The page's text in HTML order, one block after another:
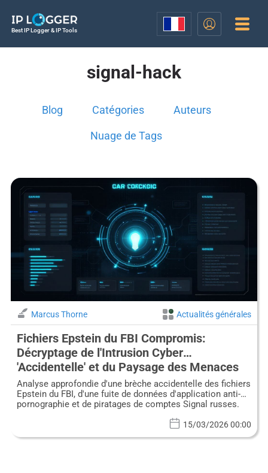
Best IP Logger & IP Tools
signal-hack
Blog Catégories Auteurs
Nuage de Tags
Marcus Thorne Actualités générales
Fichiers Epstein du FBI Compromis:
Décryptage de l'Intrusion Cyber
'Accidentelle' et du Paysage des Menaces
Élargi
Analyse approfondie d'une brèche accidentelle des fichiers
Epstein du FBI, d'une fuite de données d'application anti-
pornographie et de piratages de comptes Signal russes.
15/03/2026 00:00